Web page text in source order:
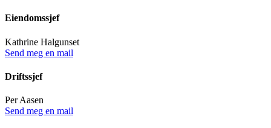
Eiendomssjef
Kathrine Halgunset
Send meg en mail
Driftssjef
Per Aasen
Send meg en mail